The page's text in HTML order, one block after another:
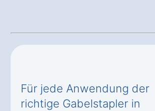
Für jede Anwendung der
richtige Gabelstapler in